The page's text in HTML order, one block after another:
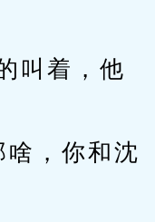
着，他
，你和沈